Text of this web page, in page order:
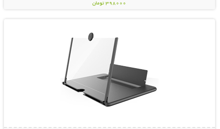
398000 تومان
نمایش توضیحات بیشتر